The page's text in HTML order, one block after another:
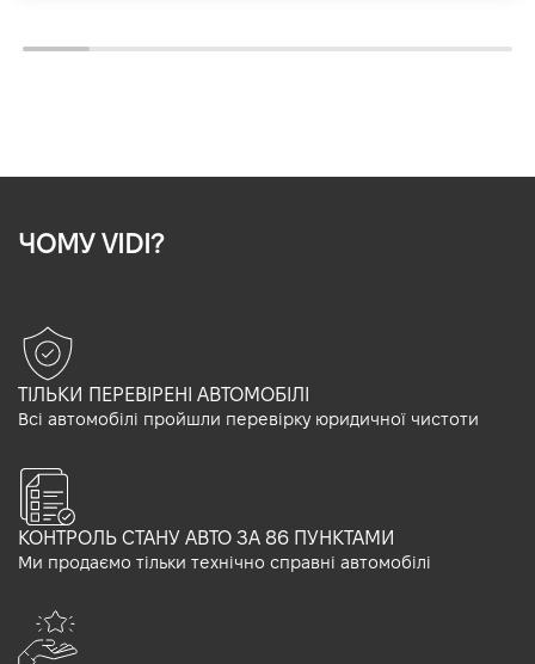
ЧОМУ VIDI?
ТІЛЬКИ ПЕРЕВІРЕНІ АВТОМОБІЛІ
Всі автомобілі пройшли перевірку юридичної чистоти
КОНТРОЛЬ СТАНУ АВТО ЗА 86 ПУНКТАМИ
Ми продаємо тільки технічно справні автомобілі